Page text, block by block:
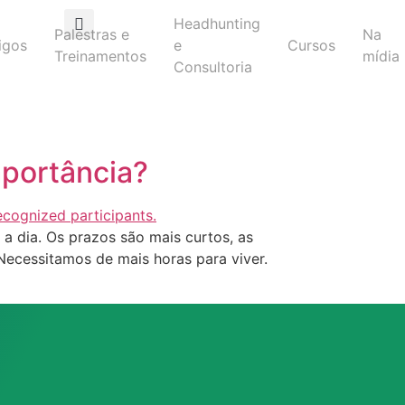
Palestras e
Treinamentos
Headhunting
e
Consultoria
Cursos
Na
mídia
dia. Os prazos são mais curtos, as
de mais horas para viver.